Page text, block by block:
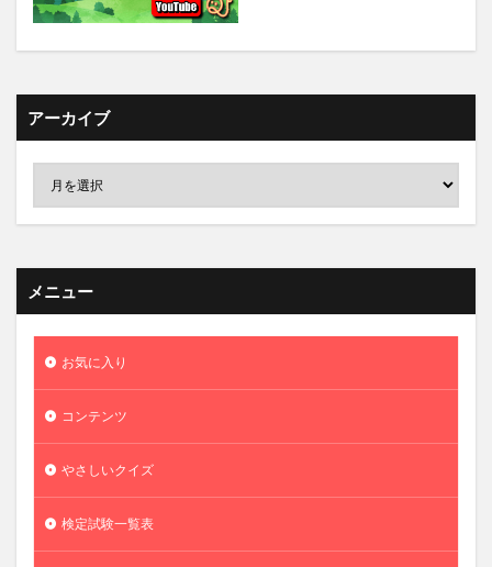
アーカイブ
メニュー
お気に入り
コンテンツ
やさしいクイズ
検定試験一覧表